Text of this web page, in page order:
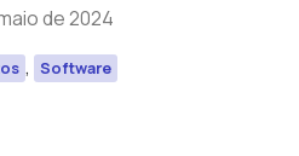
de 2024
, Software